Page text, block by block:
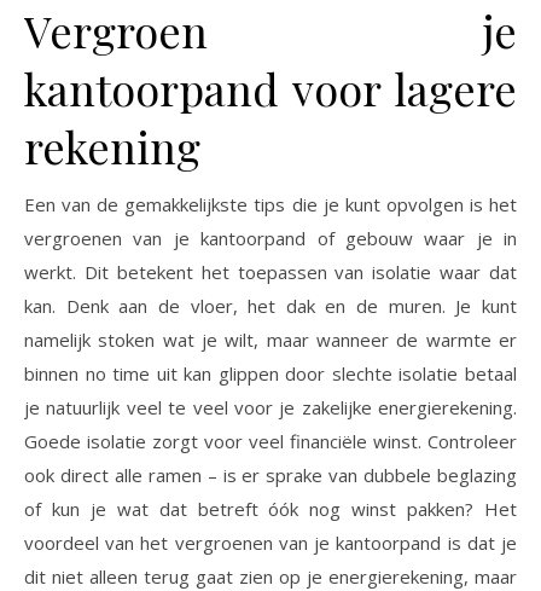
Vergroen je
kantoorpand voor lagere
rekening
Een van de gemakkelijkste tips die je kunt opvolgen is het
vergroenen van je kantoorpand of gebouw waar je in
werkt. Dit betekent het toepassen van isolatie waar dat
kan. Denk aan de vloer, het dak en de muren. Je kunt
namelijk stoken wat je wilt, maar wanneer de warmte er
binnen no time uit kan glippen door slechte isolatie betaal
je natuurlijk veel te veel voor je zakelijke energierekening.
Goede isolatie zorgt voor veel financiële winst. Controleer
ook direct alle ramen – is er sprake van dubbele beglazing
of kun je wat dat betreft óók nog winst pakken? Het
voordeel van het vergroenen van je kantoorpand is dat je
dit niet alleen terug gaat zien op je energierekening, maar